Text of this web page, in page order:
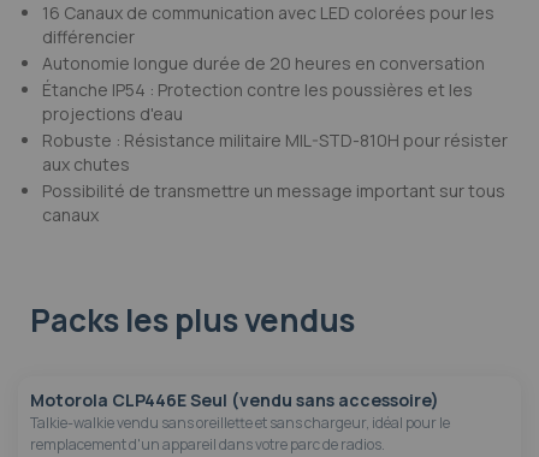
16 Canaux de communication avec LED colorées pour les
différencier
Autonomie longue durée de 20 heures en conversation
Étanche IP54 : Protection contre les poussières et les
projections d'eau
Robuste : Résistance militaire MIL-STD-810H pour résister
aux chutes
Possibilité de transmettre un message important sur tous
canaux
Packs les plus vendus
Motorola CLP446E Seul (vendu sans accessoire)
Talkie-walkie vendu sans oreillette et sans chargeur, idéal pour le
remplacement d'un appareil dans votre parc de radios.